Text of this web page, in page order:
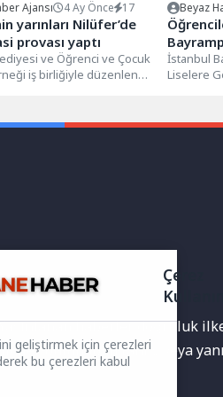
Ajansı 4 Ay Önce 17
yarınları Nilüfer’de
provası yaptı
ve Öğrenci ve Çocuk
iş birliğiyle düzenlenen
Beyaz
İstanbul
Liselere
haberler doğruluk
bulunabilir.Yanlış veya
Çerez
geliştirmek için çerezleri
bu çerezleri kabul